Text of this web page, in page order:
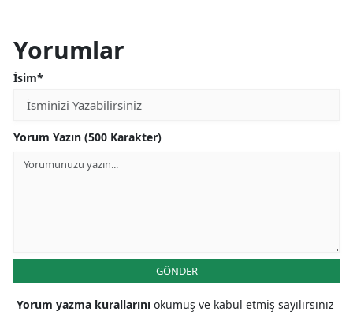
Yorumlar
İsim*
Yorum Yazın (500 Karakter)
GÖNDER
Yorum yazma kurallarını okumuş ve kabul etmiş sayılırsınız